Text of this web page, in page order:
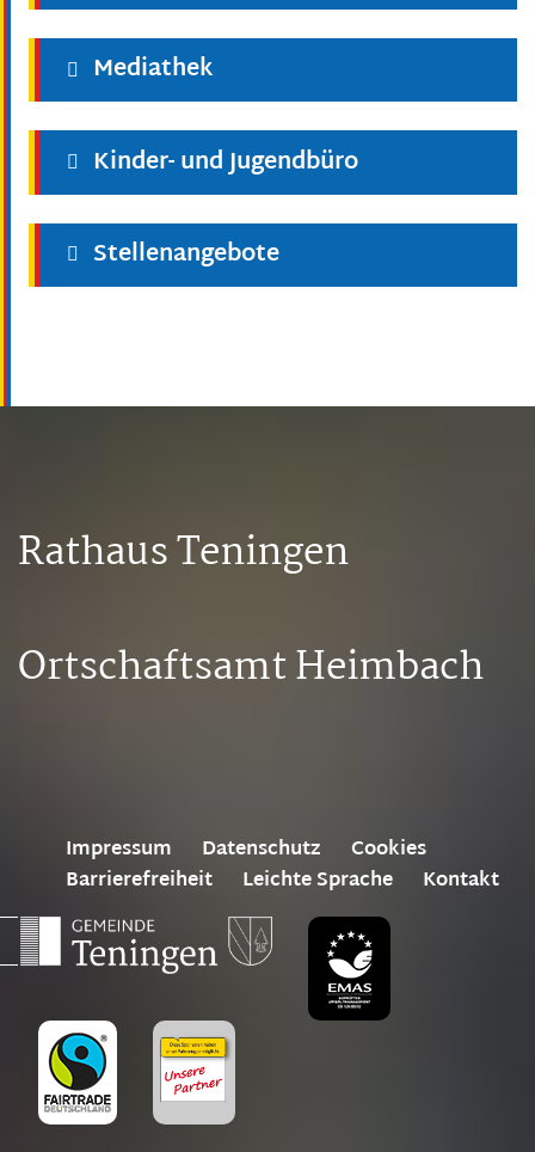
Mediathek
Kinder- und Jugendbüro
Stellenangebote
Rathaus Teningen
Ortschaftsamt Heimbach
Impressum Datenschutz
Cookies
Barrierefreiheit
Leichte Sprache Kontakt